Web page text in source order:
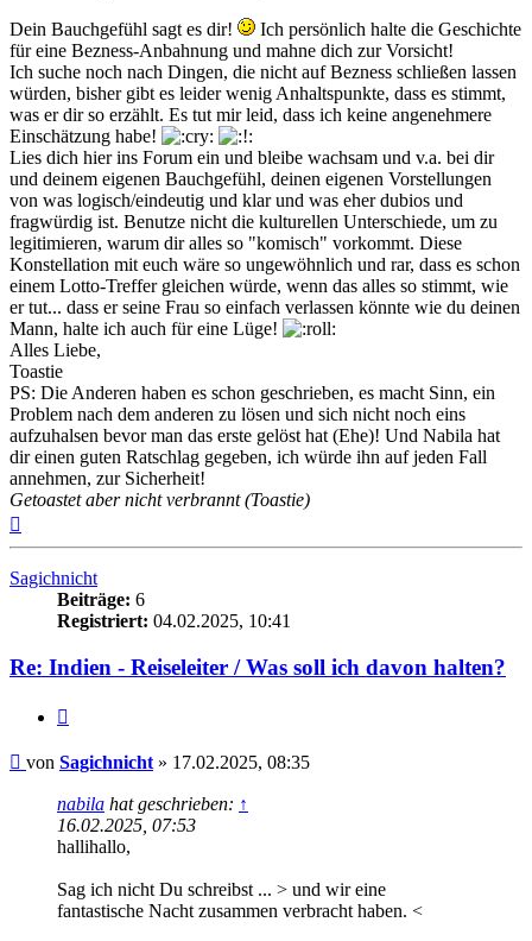
Dein Bauchgefühl sagt es dir!
Ich persönlich halte die Geschichte
für eine Bezness-Anbahnung und mahne dich zur Vorsicht!
Ich suche noch nach Dingen, die nicht auf Bezness schließen lassen
würden, bisher gibt es leider wenig Anhaltspunkte, dass es stimmt,
was er dir so erzählt. Es tut mir leid, dass ich keine angenehmere
Einschätzung habe!
Lies dich hier ins Forum ein und bleibe wachsam und v.a. bei dir
und deinem eigenen Bauchgefühl, deinen eigenen Vorstellungen
von was logisch/eindeutig und klar und was eher dubios und
fragwürdig ist. Benutze nicht die kulturellen Unterschiede, um zu
legitimieren, warum dir alles so "komisch" vorkommt. Diese
Konstellation mit euch wäre so ungewöhnlich und rar, dass es schon
einem Lotto-Treffer gleichen würde, wenn das alles so stimmt, wie
er tut... dass er seine Frau so einfach verlassen könnte wie du deinen
Mann, halte ich auch für eine Lüge!
Alles Liebe,
Toastie
PS: Die Anderen haben es schon geschrieben, es macht Sinn, ein
Problem nach dem anderen zu lösen und sich nicht noch eins
aufzuhalsen bevor man das erste gelöst hat (Ehe)! Und Nabila hat
dir einen guten Ratschlag gegeben, ich würde ihn auf jeden Fall
annehmen, zur Sicherheit!
Getoastet aber nicht verbrannt (Toastie)
Sagichnicht
Beiträge: 6
Registriert: 04.02.2025, 10:41
Re: Indien - Reiseleiter / Was soll ich davon halten?
Beitrag
von Sagichnicht » 17.02.2025, 08:35
nabila hat geschrieben: ↑
16.02.2025, 07:53
hallihallo,
Sag ich nicht Du schreibst ... > und wir eine
fantastische Nacht zusammen verbracht haben. <